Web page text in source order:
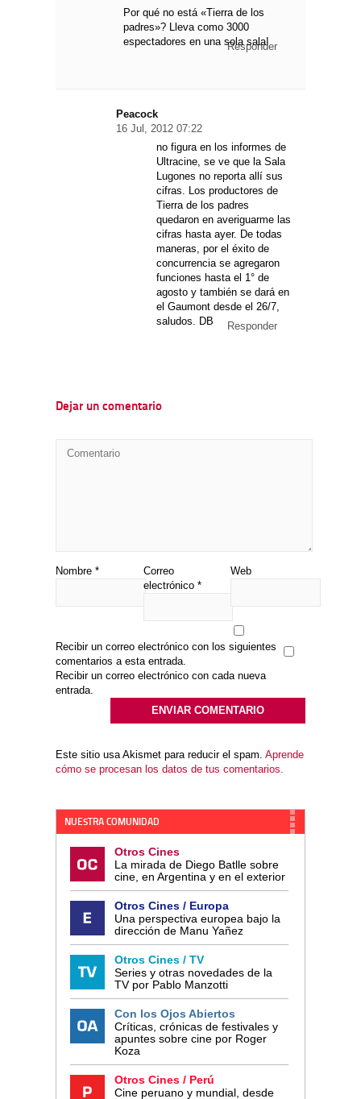
Por qué no está «Tierra de los
padres»? Lleva como 3000
espectadores en una sola sala!
Responder
Peacock
16 Jul, 2012 07:22
no figura en los informes de
Ultracine, se ve que la Sala
Lugones no reporta allí sus
cifras. Los productores de
Tierra de los padres
quedaron en averiguarme las
cifras hasta ayer. De todas
maneras, por el éxito de
concurrencia se agregaron
funciones hasta el 1° de
agosto y también se dará en
el Gaumont desde el 26/7,
saludos. DB
Responder
Dejar un comentario
Nombre *
Correo
electrónico *
Web
Recibir un correo electrónico con los siguientes
comentarios a esta entrada.
Recibir un correo electrónico con cada nueva
entrada.
Este sitio usa Akismet para reducir el spam. Aprende
cómo se procesan los datos de tus comentarios.
NUESTRA COMUNIDAD
Otros Cines
La mirada de Diego Batlle sobre
cine, en Argentina y en el exterior
Otros Cines / Europa
Una perspectiva europea bajo la
dirección de Manu Yañez
Otros Cines / TV
Series y otras novedades de la
TV por Pablo Manzotti
Con los Ojos Abiertos
Críticas, crónicas de festivales y
apuntes sobre cine por Roger
Koza
Otros Cines / Perú
Cine peruano y mundial, desde